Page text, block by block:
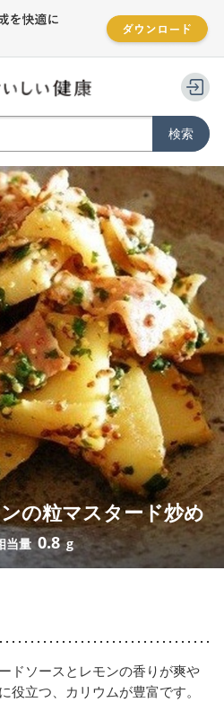
の粒マスタード炒め
当量0.8 g
ドソースとレモンの香りが爽や
役立つ、カリウムが豊富です。